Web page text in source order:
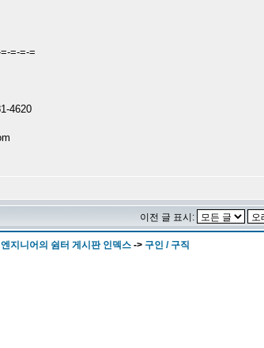
=-=-=
4620
이전 글 표시:
지니어의 쉼터 게시판 인덱스 -> 구인 / 구직